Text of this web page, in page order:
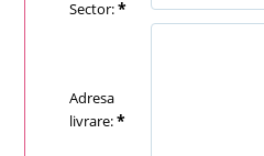
Sector:*
Adresa
livrare:*